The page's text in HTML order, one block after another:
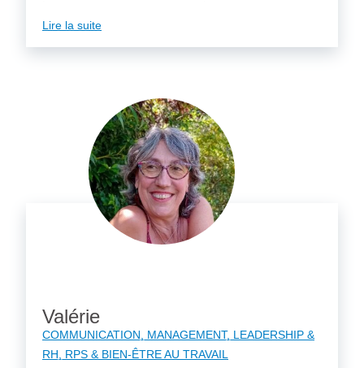
Lire la suite
Valérie
COMMUNICATION
MANAGEMENT, LEADERSHIP &
RH
RPS & BIEN-ÊTRE AU TRAVAIL